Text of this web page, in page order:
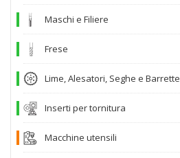
Maschi e Filiere
Frese
Lime, Alesatori, Seghe e Barrette
Inserti per tornitura
Macchine utensili